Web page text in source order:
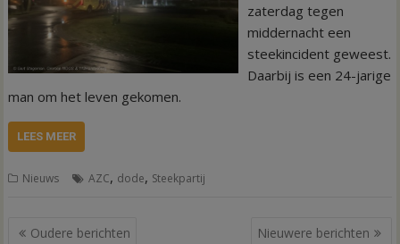
zaterdag tegen
middernacht een
steekincident geweest.
Daarbij is een 24-jarige
man om het leven gekomen.
LEES MEER
Nieuws AZC, dode, Steekpartij
Berichtennavigatie
Oudere berichten Nieuwere berichten